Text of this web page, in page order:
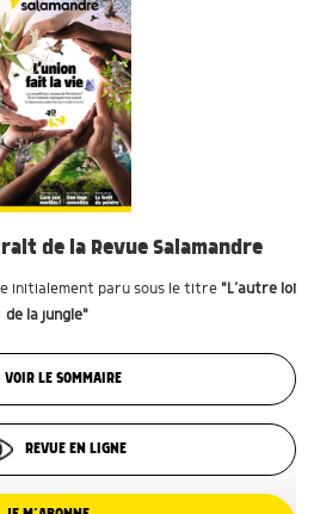
de la Revue Salamandre
initialement paru sous le titre "L’autre loi
de la jungle"
VOIR LE SOMMAIRE
REVUE EN LIGNE